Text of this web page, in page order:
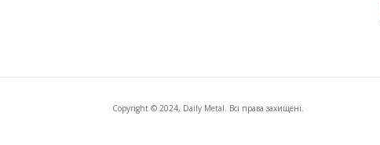
Copyright © 2024, Daily Metal. Всі права захищені.